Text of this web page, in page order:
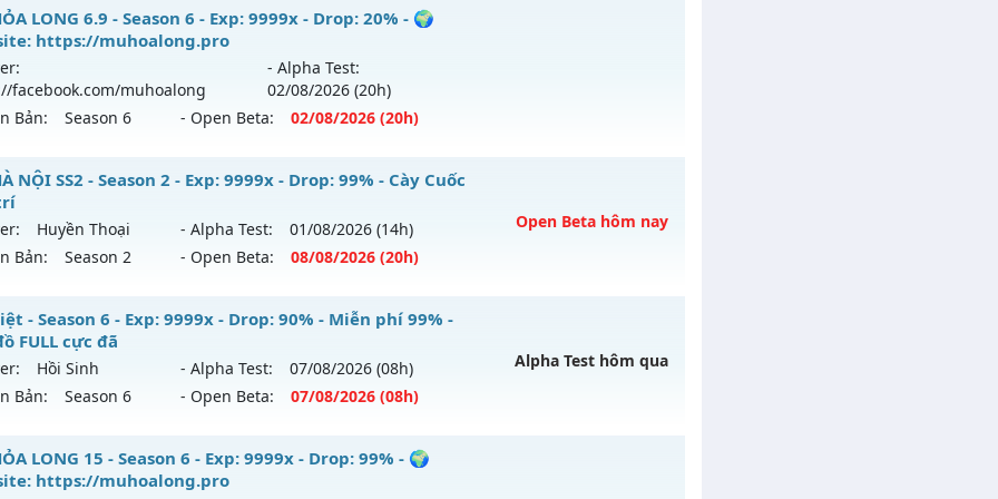
Hoàng Kim Classic - Free Mốc Nạp - Vào Vụt Luôn AE
mới ra tháng 08 2026 - Mở máy chủ
Bất Tử
500x - Drop: 20%
loại: Mu Nguyên bản Webzen
X-Team
LONG 6.9 - Season 6 - Exp: 9999x - Drop: 20% - 🌍
https://muhoalong.pro
facebook.com/muhoalong
- Alpha Test:
02/08/2026 (20h)
Bản:
Season 6 - Open Beta: 02/08/2026 (20h)
LONG 6.9 - 🌍 Website: https://muhoalong.pro
ra tháng 08 2026 - Mở máy chủ https://facebook.com/muhoalong vào 20h
02/08/2626
Non Reset
Mu Nguyên bản Webzen
XShield
NỘI SS2 - Season 2 - Exp: 9999x - Drop: 99% - Cày Cuốc
Huyền Thoại - Alpha Test: 01/08/2026 (14h)
Bản:
Season 2 - Open Beta: 08/08/2026 (20h)
Open Beta hôm nay
HÀ NỘI SS2 - Cày Cuốc giải trí
mới ra tháng 08 2026 - Mở máy chủHuyền Thoại
vào 20h ngày 08/08/2626
9999x - Drop: 99%
loại: Mu Nguyên bản Webzen
- Season 6 - Exp: 9999x - Drop: 90% - Miễn phí 99% -
FULL cực đã
Hồi Sinh - Alpha Test: 07/08/2026 (08h)
Bản:
Season 6 - Open Beta: 07/08/2026 (08h)
Alpha Test hôm qua
Việt - Miễn phí 99% - Cày đồ FULL cực đã
LONG 15 - Season 6 - Exp: 9999x - Drop: 99% - 🌍
https://muhoalong.pro